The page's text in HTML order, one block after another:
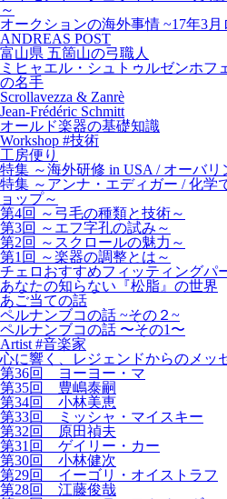
～
オークションの海外事情 ~17年3月
ANDREAS POST
富山県 五箇山の弓職人
ミヒャエル・シュトゥルゼンホフ
の名手
Scrollavezza & Zanrè
Jean-Frédéric Schmitt
オールド楽器の基礎知識
Workshop #技術
工房便り
特集 ～海外研修 in USA / オーバ
特集 ～アンナ・エディガー / 化学
ョップ～
第4回 ～弓毛の種類と技術～
第3回 ～エフ字孔の試み～
第2回 ～スクロールの魅力～
第1回 ～楽器の調整とは～
チェロおすすめフィッティングパ
あなたの知らない『松脂』の世界
あご当ての話
ペルナンブコの話 ~その２~
ペルナンブコの話 〜その1〜
Artist #音楽家
心に響く、レジェンドからのメ
第36回 ヨーヨー・マ
第35回 豊嶋泰嗣
第34回 小林美恵
第33回 ミッシャ・マイスキー
第32回 原田禎夫
第31回 ゲイリー・カー
第30回 小林健次
第29回 イーゴリ・オイストラフ
第28回 江藤俊哉